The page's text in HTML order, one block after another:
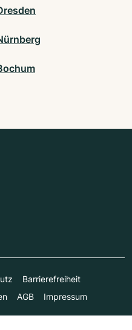
Barrierefreiheit
AGB Impressum